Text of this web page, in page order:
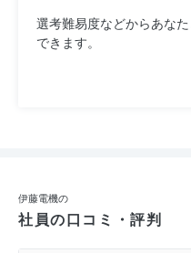
選考難易度などからあな
できます。
伊藤電機の
社員の口コミ・評判